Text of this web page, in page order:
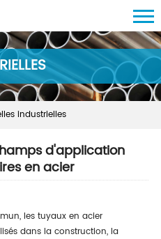
industrielles
d'application
en acier
les tuyaux en acier
dans la construction, la